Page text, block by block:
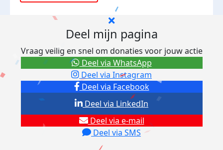
Deel mijn pagina
Vraag veilig en snel om donaties voor jouw actie
Deel via Facebook
Deel via Instagram
Deel via e-mail
Deel via SMS
Deel via LinkedIn
Deel via WhatsApp